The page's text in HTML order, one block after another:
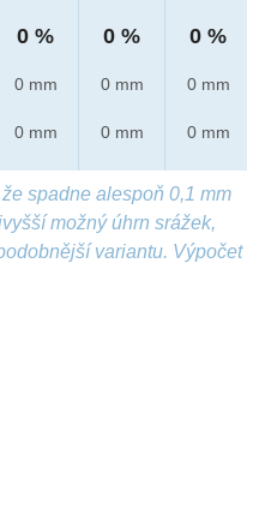
0 %
0 mm
0 mm
0 %
0 mm
0 mm
0 %
0 mm
0 mm
spadne alespoň 0,1 mm
možný úhrn srážek,
variantu. Výpočet